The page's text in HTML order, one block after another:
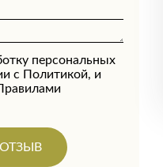
персональных
с Политикой, и